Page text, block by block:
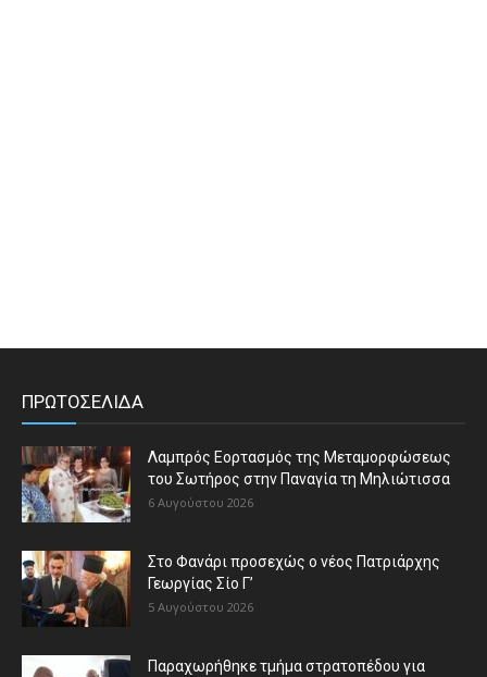
ΠΡΩΤΟΣΕΛΙΔΑ
Λαμπρός Εορτασμός της Μεταμορφώσεως
του Σωτήρος στην Παναγία τη Μηλιώτισσα
6 Αυγούστου 2026
Στο Φανάρι προσεχώς ο νέος Πατριάρχης
Γεωργίας Σίο Γ’
5 Αυγούστου 2026
Παραχωρήθηκε τμήμα στρατοπέδου για